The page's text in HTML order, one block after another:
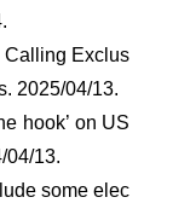
.
Calling Exclus
2025/04/13.
hook’ on US
04/13.
some elec